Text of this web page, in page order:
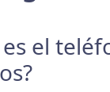
es el